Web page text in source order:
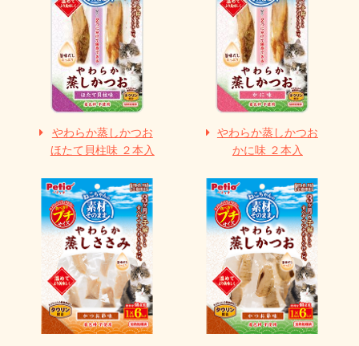
やわらか蒸しかつお
ほたて貝柱味 ２本入
やわらか蒸しかつお
かに味 ２本入